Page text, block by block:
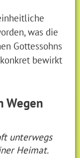
was die
Gottessohns
bewirkt
Wegen
unterwegs
Heimat.